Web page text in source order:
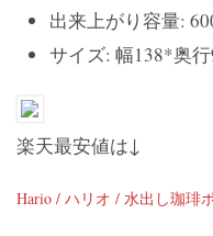
出来上がり容量:
サイズ: 幅138*奥
楽天最安値は↓
Hario / ハリオ / 水出し珈琲